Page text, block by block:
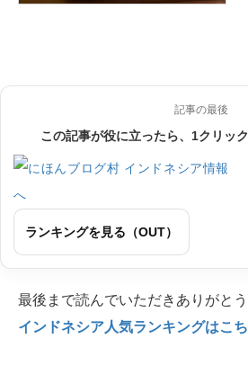
記事の最後
この記事が役に立ったら、1クリッ
ランキングを見る（OUT）
最後まで読んでいただきありがと
インドネシア人気ランキングはこ